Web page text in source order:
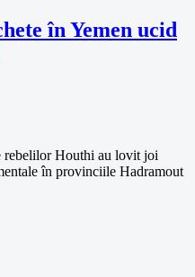
în Yemen ucid
rebelilor Houthi au lovit joi
în provinciile Hadramout